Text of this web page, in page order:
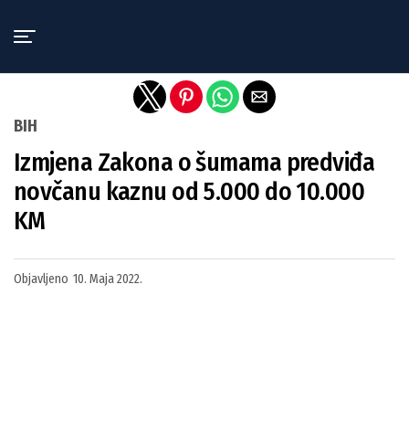
BIH
Izmjena Zakona o šumama predviđa
novčanu kaznu od 5.000 do 10.000
KM
Objavljeno 10. Maja 2022.